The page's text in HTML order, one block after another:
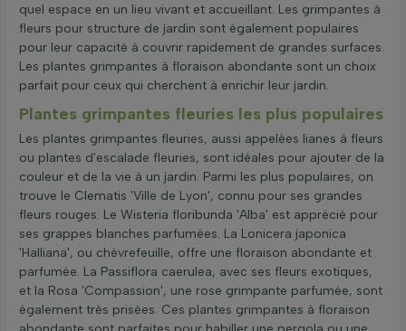
quel espace en un lieu vivant et accueillant. Les grimpantes à
fleurs pour structure de jardin sont également populaires
pour leur capacité à couvrir rapidement de grandes surfaces.
Les plantes grimpantes à floraison abondante sont un choix
parfait pour ceux qui cherchent à enrichir leur jardin.
Plantes grimpantes fleuries les plus populaires
Les plantes grimpantes fleuries, aussi appelées lianes à fleurs
ou plantes d'escalade fleuries, sont idéales pour ajouter de la
couleur et de la vie à un jardin. Parmi les plus populaires, on
trouve le Clematis 'Ville de Lyon', connu pour ses grandes
fleurs rouges. Le Wisteria floribunda 'Alba' est apprécié pour
ses grappes blanches parfumées. La Lonicera japonica
'Halliana', ou chèvrefeuille, offre une floraison abondante et
parfumée. La Passiflora caerulea, avec ses fleurs exotiques,
et la Rosa 'Compassion', une rose grimpante parfumée, sont
également très prisées. Ces plantes grimpantes à floraison